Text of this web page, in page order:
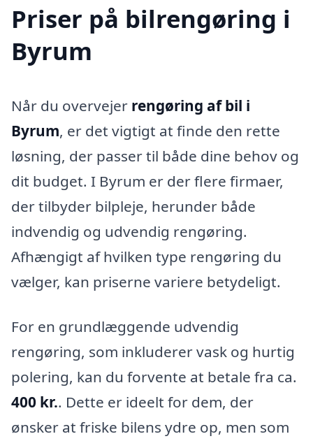
Priser på bilrengøring i
Byrum
Når du overvejer rengøring af bil i
Byrum, er det vigtigt at finde den rette
løsning, der passer til både dine behov og
dit budget. I Byrum er der flere firmaer,
der tilbyder bilpleje, herunder både
indvendig og udvendig rengøring.
Afhængigt af hvilken type rengøring du
vælger, kan priserne variere betydeligt.
For en grundlæggende udvendig
rengøring, som inkluderer vask og hurtig
polering, kan du forvente at betale fra ca.
400 kr.. Dette er ideelt for dem, der
ønsker at friske bilens ydre op, men som